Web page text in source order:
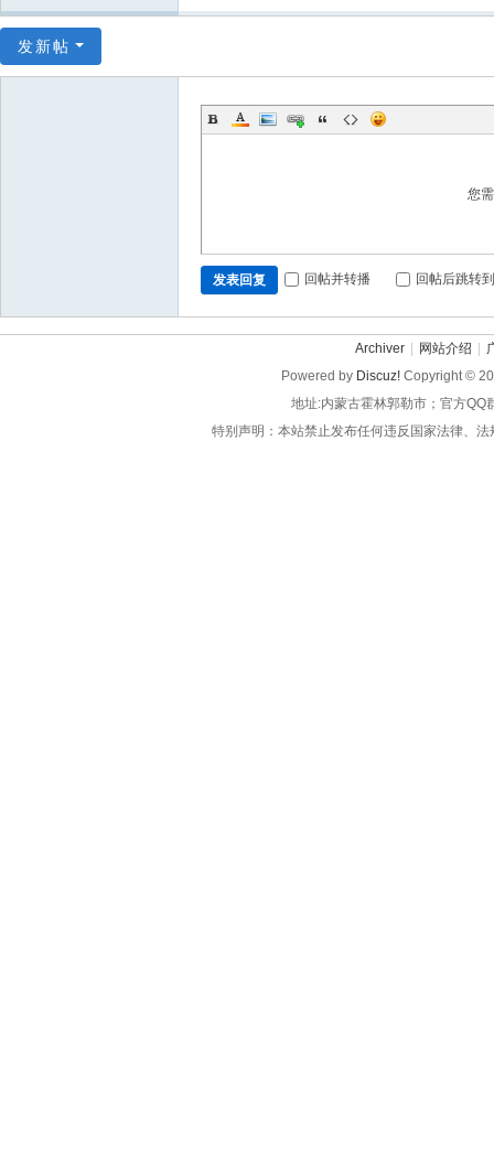
发新帖
您
发表回复 回帖并转播 回帖后跳转
Archiver 网站介绍
Powered by Discuz! Copyright ©
地址:内蒙古霍林郭勒市；官方QQ
特别声明：本站禁止发布任何违反国家法律、